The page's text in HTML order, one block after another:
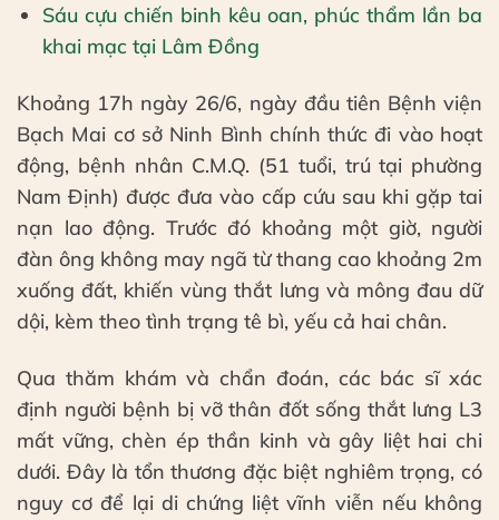
Sáu cựu chiến binh kêu oan, phúc thẩm lần ba
khai mạc tại Lâm Đồng
Khoảng 17h ngày 26/6, ngày đầu tiên Bệnh viện
Bạch Mai cơ sở Ninh Bình chính thức đi vào hoạt
động, bệnh nhân C.M.Q. (51 tuổi, trú tại phường
Nam Định) được đưa vào cấp cứu sau khi gặp tai
nạn lao động. Trước đó khoảng một giờ, người
đàn ông không may ngã từ thang cao khoảng 2m
xuống đất, khiến vùng thắt lưng và mông đau dữ
dội, kèm theo tình trạng tê bì, yếu cả hai chân.
Qua thăm khám và chẩn đoán, các bác sĩ xác
định người bệnh bị vỡ thân đốt sống thắt lưng L3
mất vững, chèn ép thần kinh và gây liệt hai chi
dưới. Đây là tổn thương đặc biệt nghiêm trọng, có
nguy cơ để lại di chứng liệt vĩnh viễn nếu không